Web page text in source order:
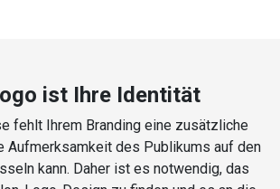
ist Ihre Identität
fehlt Ihrem Branding eine zusätzliche
Aufmerksamkeit des Publikums auf den
kann. Daher ist es notwendig, das